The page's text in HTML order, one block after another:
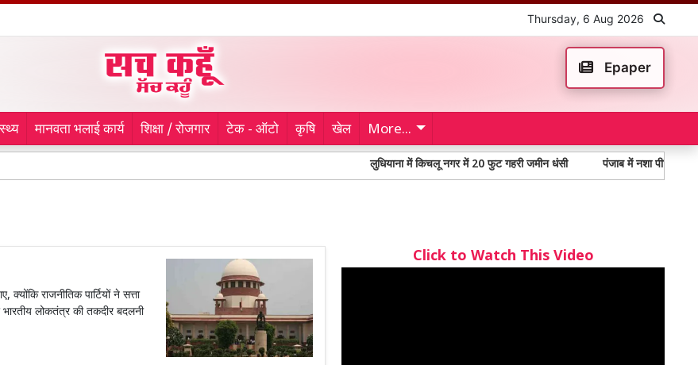
Thursday, 6 Aug 2026
Epaper
मानवता भलाई कार्य शिक्षा / रोजगार टेक - ऑटो कृषि खेल More...
लुधियाना में किचलू नगर में 20 फुट गहरी जमीन धंसी पंजाब में नशा पीड़ितों में 65% से
राजनीतिक पार्टियों ने सत्ता
लोकतंत्र की तकदीर बदलनी
Click to Watch This Video